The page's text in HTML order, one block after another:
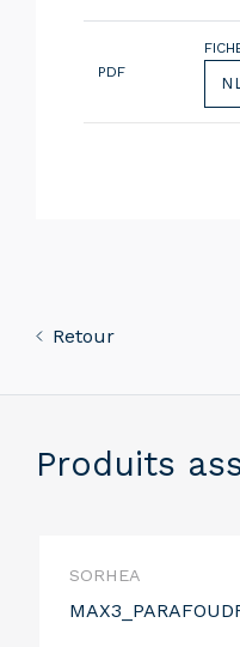
PDF
NL
Retour
Produits
SORHEA